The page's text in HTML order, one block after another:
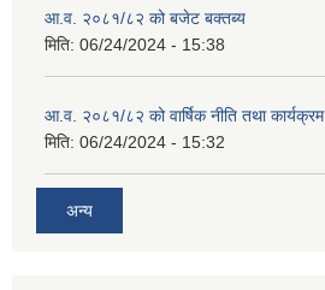
आ.व. २०८१/८२ को बजेट बक्तब्य
मिति: 06/24/2024 - 15:38
आ.व. २०८१/८२ को वार्षिक नीति तथा कार्यक्रम
मिति: 06/24/2024 - 15:32
अन्य